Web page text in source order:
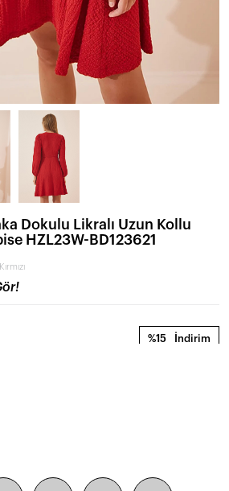
Dokulu Likralı Uzun Kollu
HZL23W-BD123621
%15 İndirim